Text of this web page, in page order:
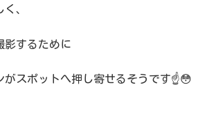
、
影するために
がスポットへ押し寄せるそうです☝️😳